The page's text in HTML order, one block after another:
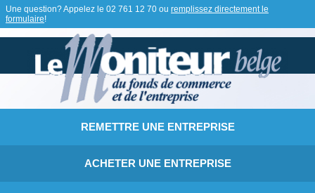
Une question? Appelez le 02 761 12 70 ou remplissez directement le
formulaire!
REMETTRE UNE ENTREPRISE
ACHETER UNE ENTREPRISE